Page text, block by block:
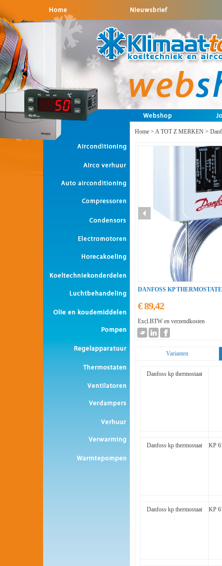
Home > A TOT Z MERKEN >
DANFOSS KP
€ 89,42
Excl.BTW en verzendkosten
Varianten
Danfoss kp thermostaat
Danfoss kp thermostaat KP
Danfoss kp thermostaat KP